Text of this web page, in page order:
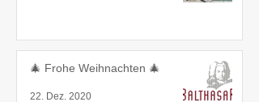
🎄 Frohe Weihnachten 🎄
22. Dez. 2020